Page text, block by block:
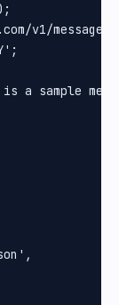
v1/
a sample